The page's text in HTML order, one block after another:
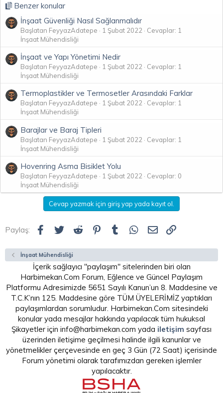
Benzer konular
İnşaat Güvenliği Nasıl Sağlanmalıdır
Başlatan FeyyazAdatepe 1 Şubat 2022
Cevaplar: 1
İnşaat Mühendisliği
İnşaat ve Yapı Yönetimi Nedir
Başlatan FeyyazAdatepe 1 Şubat 2022
Cevaplar: 1
İnşaat Mühendisliği
Termoplastikler ve Termosetler Arasındaki Farklar
Başlatan FeyyazAdatepe 1 Şubat 2022
Cevaplar: 1
İnşaat Mühendisliği
Barajlar ve Baraj Tipleri
Başlatan FeyyazAdatepe 1 Şubat 2022
Cevaplar: 1
İnşaat Mühendisliği
Hovenring Asma Bisiklet Yolu
Başlatan FeyyazAdatepe 1 Şubat 2022
Cevaplar: 0
İnşaat Mühendisliği
Cevap yazmak için giriş yap yada kayıt ol.
Paylaş: Facebook
Twitter Reddit Pinterest
Tumblr WhatsApp
E-posta
İnşaat Mühendisliği
İçerik sağlayıcı "paylaşım" sitelerinden biri olan
Harbimekan.Com Forum, Eğlence ve Güncel Paylaşım
Platformu Adresimizde 5651 Sayılı Kanun’un 8. Maddesine ve
T.C.K’nın 125. Maddesine göre TÜM ÜYELERİMİZ yaptıkları
paylaşımlardan sorumludur. Harbimekan.Com sitesindeki
konular yada mesajlar hakkında yapılacak tüm hukuksal
Şikayetler için info@harbimekan.com yada iletişim sayfası
üzerinden iletişime geçilmesi halinde ilgili kanunlar ve
yönetmelikler çerçevesinde en geç 3 Gün (72 Saat) içerisinde
Forum yönetimi olarak tarafımızdan gereken işlemler
yapılacaktır.